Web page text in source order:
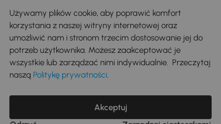
Pobierz aplikację Aosom
Google Play
kontakt@aosom.pl
MH Handel GmbH, Wendenstraße 309, 20537 Hamburg Pon.-piąt.:
9:00 - 17:30
Używamy plików cookie, aby poprawić komfort
korzystania z naszej witryny internetowej oraz
umożliwić nam i stronom trzecim dostosowanie jej do
potrzeb użytkownika. Możesz zaakceptować je
wszystkie lub zarządzać nimi indywidualnie. Przeczytaj
naszą Politykę prywatności.
Akceptuj